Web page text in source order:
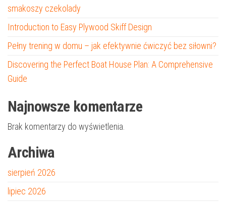
smakoszy czekolady
Introduction to Easy Plywood Skiff Design
Pełny trening w domu – jak efektywnie ćwiczyć bez siłowni?
Discovering the Perfect Boat House Plan: A Comprehensive
Guide
Najnowsze komentarze
Brak komentarzy do wyświetlenia.
Archiwa
sierpień 2026
lipiec 2026